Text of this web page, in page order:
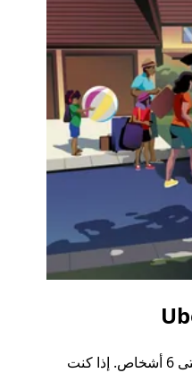
UberXL متاحة للمجموعات حتى 6 أشخاص. إذا كنت